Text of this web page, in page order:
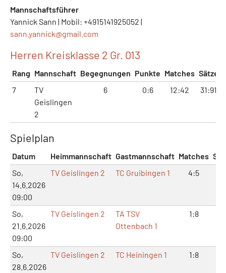
Mannschaftsführer
Yannick Sann | Mobil: +4915141925052 |
sann.yannick@gmail.com
Herren Kreisklasse 2 Gr. 013
Rang Mannschaft Begegnungen Punkte Matches Sätze
7
TV
Geislingen
2
6 0:6 12:42 31:91
Spielplan
Datum Heimmannschaft Gastmannschaft Matches
So,
14.6.2026
09:00
TV Geislingen 2 TC Gruibingen 1 4:5
So,
21.6.2026
09:00
TV Geislingen 2
TA TSV
Ottenbach 1
1:8
So,
28.6.2026
TV Geislingen 2 TC Heiningen 1 1:8